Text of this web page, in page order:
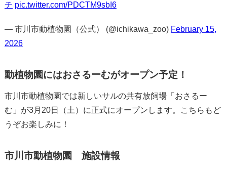
チ pic.twitter.com/PDCTM9sbI6
— 市川市動植物園（公式） (@ichikawa_zoo) February 15,
2026
動植物園にはおさるーむがオープン予定！
市川市動植物園では新しいサルの共有放飼場「おさるー
む」が3月20日（土）に正式にオープンします。こちらもど
うぞお楽しみに！
市川市動植物園 施設情報